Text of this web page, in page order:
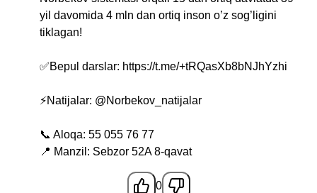
yil davomida 4 mln dan ortiq inson o’z sog’ligini
tiklagan!
✅Bepul darslar: https://t.me/+tRQasXb8bNJhYzhi
⚡️Natijalar: @Norbekov_natijalar
📞 Aloqa: 55 055 76 77
📍 Manzil: Sebzor 52A 8-qavat
0